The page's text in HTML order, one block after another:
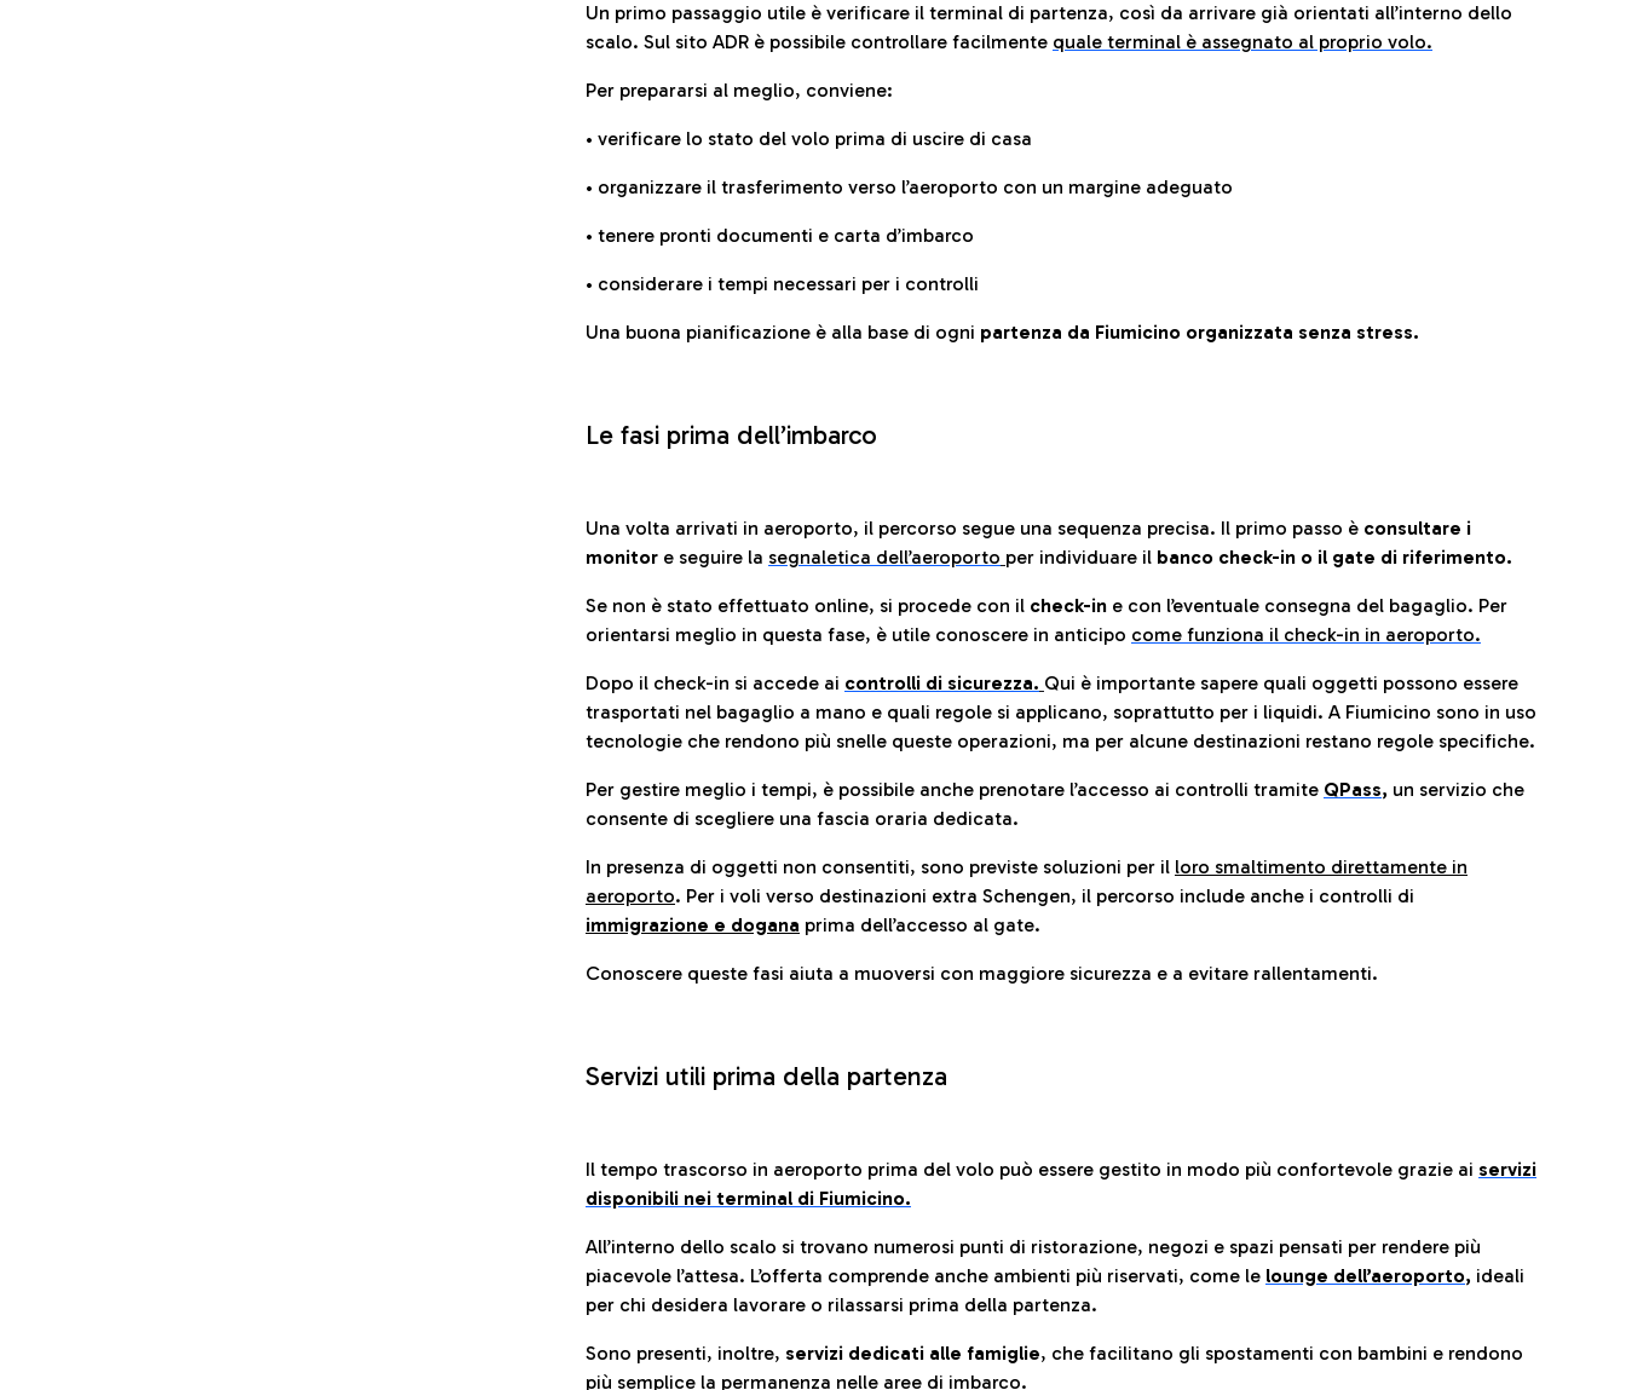
Un primo passaggio utile è verificare il terminal di partenza, così da arrivare già orientati all’interno dello
scalo. Sul sito ADR è possibile controllare facilmente quale terminal è assegnato al proprio volo.
Per prepararsi al meglio, conviene:
• verificare lo stato del volo prima di uscire di casa
• organizzare il trasferimento verso l’aeroporto con un margine adeguato
• tenere pronti documenti e carta d’imbarco
• considerare i tempi necessari per i controlli
Una buona pianificazione è alla base di ogni partenza da Fiumicino organizzata senza stress.
Le fasi prima dell’imbarco
Una volta arrivati in aeroporto, il percorso segue una sequenza precisa. Il primo passo è consultare i
monitor e seguire la segnaletica dell’aeroporto per individuare il banco check-in o il gate di riferimento.
Se non è stato effettuato online, si procede con il check-in e con l’eventuale consegna del bagaglio. Per
orientarsi meglio in questa fase, è utile conoscere in anticipo come funziona il check-in in aeroporto.
Dopo il check-in si accede ai controlli di sicurezza. Qui è importante sapere quali oggetti possono essere
trasportati nel bagaglio a mano e quali regole si applicano, soprattutto per i liquidi. A Fiumicino sono in uso
tecnologie che rendono più snelle queste operazioni, ma per alcune destinazioni restano regole specifiche.
Per gestire meglio i tempi, è possibile anche prenotare l’accesso ai controlli tramite QPass, un servizio che
consente di scegliere una fascia oraria dedicata.
In presenza di oggetti non consentiti, sono previste soluzioni per il loro smaltimento direttamente in
aeroporto. Per i voli verso destinazioni extra Schengen, il percorso include anche i controlli di
immigrazione e dogana prima dell’accesso al gate.
Conoscere queste fasi aiuta a muoversi con maggiore sicurezza e a evitare rallentamenti.
Servizi utili prima della partenza
Il tempo trascorso in aeroporto prima del volo può essere gestito in modo più confortevole grazie ai servizi
disponibili nei terminal di Fiumicino.
All’interno dello scalo si trovano numerosi punti di ristorazione, negozi e spazi pensati per rendere più
piacevole l’attesa. L’offerta comprende anche ambienti più riservati, come le lounge dell’aeroporto, ideali
per chi desidera lavorare o rilassarsi prima della partenza.
Sono presenti, inoltre, servizi dedicati alle famiglie, che facilitano gli spostamenti con bambini e rendono
più semplice la permanenza nelle aree di imbarco.